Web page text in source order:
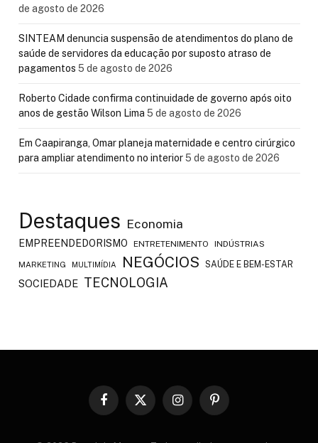
de agosto de 2026
SINTEAM denuncia suspensão de atendimentos do plano de
saúde de servidores da educação por suposto atraso de
pagamentos 5 de agosto de 2026
Roberto Cidade confirma continuidade de governo após oito
anos de gestão Wilson Lima 5 de agosto de 2026
Em Caapiranga, Omar planeja maternidade e centro cirúrgico
para ampliar atendimento no interior5 de agosto de 2026
Destaques Economia
EMPREENDEDORISMO ENTRETENIMENTO INDÚSTRIAS
MARKETING MULTIMÍDIA NEGÓCIOS SAÚDE E BEM-ESTAR
SOCIEDADE TECNOLOGIA
Facebook
X
InstagramPinterest